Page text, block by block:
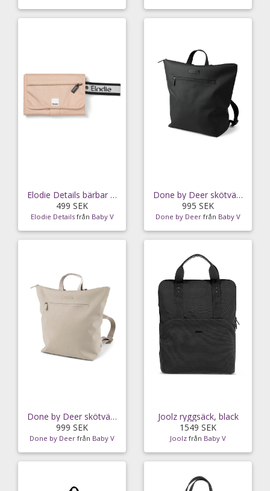
Elodie Details bärbar skötdyna blushing pink
499 SEK
Elodie Details från Baby V
Done by Deer skötväska ryggsäck, black
995 SEK
Done by Deer från Baby V
Done by Deer skötväska ryggsäck, sand
999 SEK
Done by Deer från Baby V
Joolz ryggsäck, black
1549 SEK
Joolz från Baby V